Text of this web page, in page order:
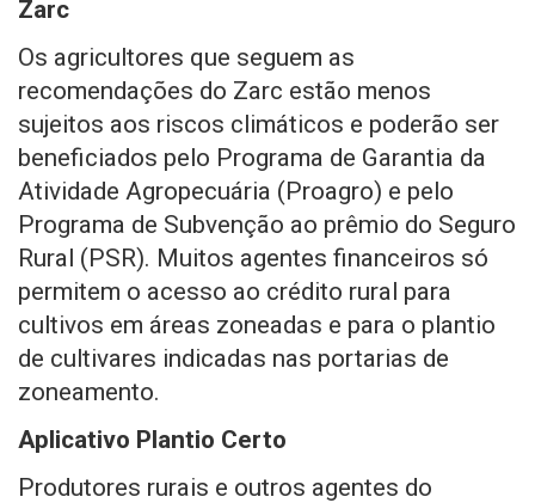
Zarc
Os agricultores que seguem as
recomendações do Zarc estão menos
sujeitos aos riscos climáticos e poderão ser
beneficiados pelo Programa de Garantia da
Atividade Agropecuária (Proagro) e pelo
Programa de Subvenção ao prêmio do Seguro
Rural (PSR). Muitos agentes financeiros só
permitem o acesso ao crédito rural para
cultivos em áreas zoneadas e para o plantio
de cultivares indicadas nas portarias de
zoneamento.
Aplicativo Plantio Certo
Produtores rurais e outros agentes do